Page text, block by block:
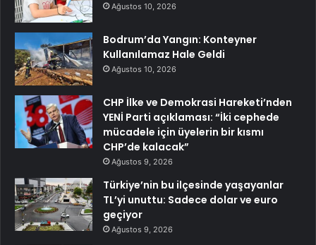
Ağustos 10, 2026
Bodrum’da Yangın: Konteyner
Kullanılamaz Hale Geldi
Ağustos 10, 2026
CHP İlke ve Demokrasi Hareketi’nden
YENİ Parti açıklaması: “İki cephede
mücadele için üyelerin bir kısmı
CHP’de kalacak”
Ağustos 9, 2026
Türkiye’nin bu ilçesinde yaşayanlar
TL’yi unuttu: Sadece dolar ve euro
geçiyor
Ağustos 9, 2026